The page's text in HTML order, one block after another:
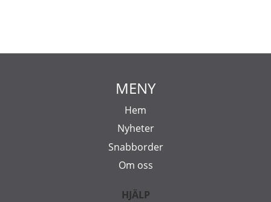
MENY
Hem
Nyheter
Snabborder
Om oss
HJÄLP